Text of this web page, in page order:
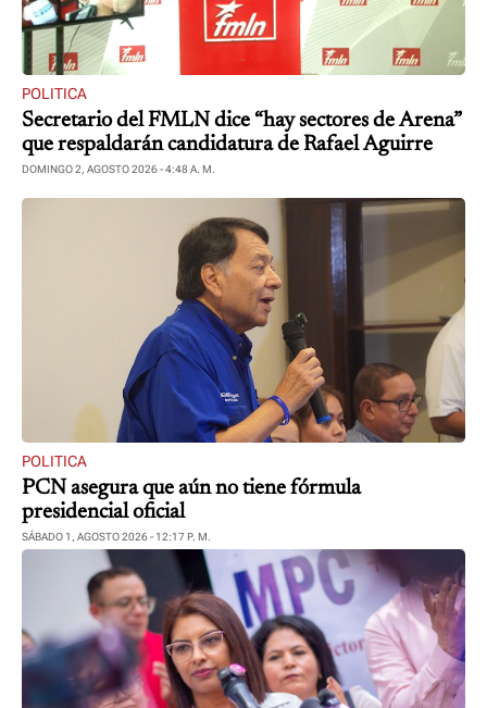
POLITICA
Secretario del FMLN dice “hay sectores de Arena”
que respaldarán candidatura de Rafael Aguirre
DOMINGO 2, AGOSTO 2026 - 4:48 A. M.
POLITICA
PCN asegura que aún no tiene fórmula
presidencial oficial
SÁBADO 1, AGOSTO 2026 - 12:17 P. M.